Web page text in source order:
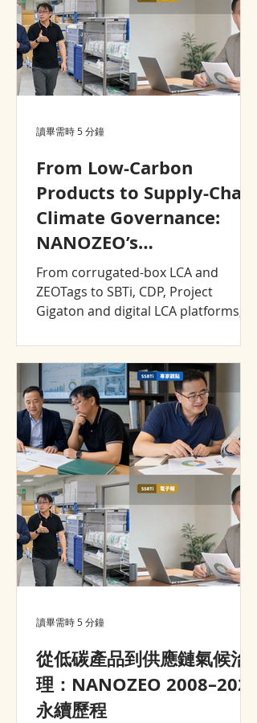
From Low-Carbon
Products to Supply-Chain
Climate Governance:
NANOZEO’s
Sustainability Journey,
2008–2026
From corrugated-box LCA and
ZEOTags to SBTi, CDP, Project
Gigaton and digital LCA platforms,
turned sustainability into product
advantage, customer value and
market growth.
讀畢需時 5 分鐘
從低碳產品到供應鏈氣候治
理：NANOZEO 2008–2026
永續歷程
讀畢需時 5 分鐘